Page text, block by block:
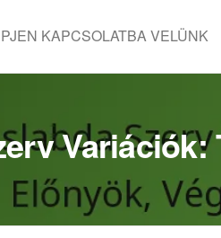
KAPCSOLATBA VELÜNK